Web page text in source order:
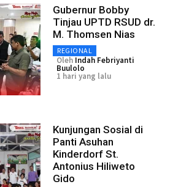
Gubernur Bobby
Tinjau UPTD RSUD dr.
M. Thomsen Nias
REGIONAL
Oleh Indah Febriyanti
Buulolo
1 hari yang lalu
Kunjungan Sosial di
Panti Asuhan
Kinderdorf St.
Antonius Hiliweto
Gido